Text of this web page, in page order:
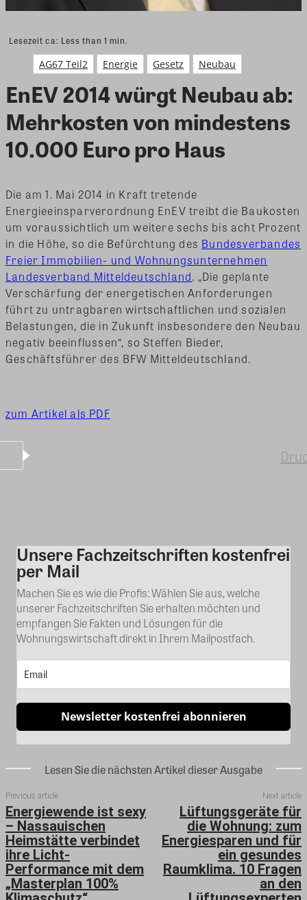
Lesezeit ca: Less than 1 min.
AG67 Teil2 Energie Gesetz Neubau
EnEV 2014 würgt Neubau ab:
Mehrkosten von mindestens
10.000 Euro pro Haus
Die am 1. Mai 2014 in Kraft tretende
Energieeinsparverordnung EnEV treibt die Baukosten
um voraussichtlich um weitere sechs bis acht Prozent
in die Höhe, so die Befürchtung des Bundesverbandes
Freier Immobilien- und Wohnungsunternehmen
Landesverband Mitteldeutschland. „Die geplante
Verschärfung der energetischen Anforderungen
führt zu untragbaren wirtschaftlichen und sozialen
Belastungen, die in Zukunft insbesondere den Neubau
negativ beeinflussen“, so Steffen Bieder,
Geschäftsführer des BFW Mitteldeutschland.
zum Artikel als PDF
Kommentar
Unsere Fachzeitschriften kostenfrei
per Mail
Machen Sie es wie die Profis: Wählen Sie aus, welche
unserer Fachzeitschriften Sie erhalten möchten und
empfangen Sie Fakten und Lösungen für die
Wohnungswirtschaft direkt in Ihrem Mailpostfach.
Newsletter kostenfrei abonnieren
Lesen Sie die nächsten Artikel dieser Ausgabe
Previous article
Energiewende ist sexy
– Nassauischen
Heimstätte verbindet
ihre Licht-
Performance mit dem
„Masterplan 100%
Next article
Lüftungsgeräte für
die Wohnung: zum
Energiesparen und für
ein gesundes
Raumklima. 10 Fragen
an den